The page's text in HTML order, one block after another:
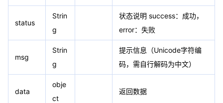
status
Strin
g
状态说明 success：成功，
error：失败
msg
Strin
g
提示信息（Unicode字符编
码，需自行解码为中文）
data
obje
ct
返回数据